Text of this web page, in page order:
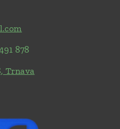
878
Trnava